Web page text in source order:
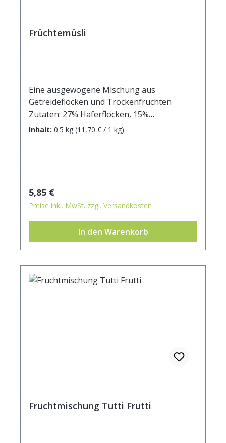
Früchtemüsli
Eine ausgewogene Mischung aus
Getreideflocken und Trockenfrüchten
Zutaten: 27% Haferflocken, 15%
Weizenflocken, 10% Roggenflocken, 10%
Gerstenflocken,10% Bananenchips(74%
2% Himbeeren. Kann Spuren von
Schalenfrüchten, Erdnüssen, Milch, Sesam,
und Schwefeldioxid (Sulfite) enthalten.
Durchschnittliche Brennwerte je 100 g
Brennwert 1526 kJ / 364 kcal Fett 6,8 g
davon: - gesättigte Fettsäuren 3,85 g
Inhalt: 0.5 kg (11,70 € / 1 kg)
Regulärer Preis:
5,85 €
Preise inkl. MwSt. zzgl. Versandkosten
In den Warenkorb
Fruchtmischung Tutti Frutti